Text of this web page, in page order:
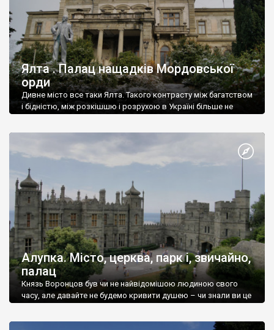
Ялта . Палац нащадків Мордовської
орди
Дивне місто все таки Ялта. Такого контрасту між багатством
і бідністю, між розкішшю і розрухою в Україні більше не
Алупка. Місто, церква, парк і, звичайно,
палац
Князь Воронцов був чи не найвідомішою людиною свого
часу, але давайте не будемо кривити душею – чи знали ви це